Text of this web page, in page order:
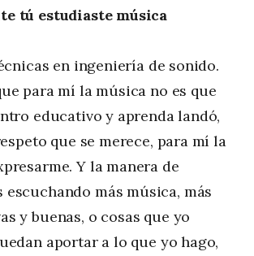
tú estudiaste música
en ingeniería de sonido.
para mí la música no es que
educativo y aprenda landó,
que se merece, para mí la
Y la manera de
escuchando más música, más
y buenas, o cosas que yo
aportar a lo que yo hago,